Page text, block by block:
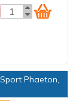
Phaeton,